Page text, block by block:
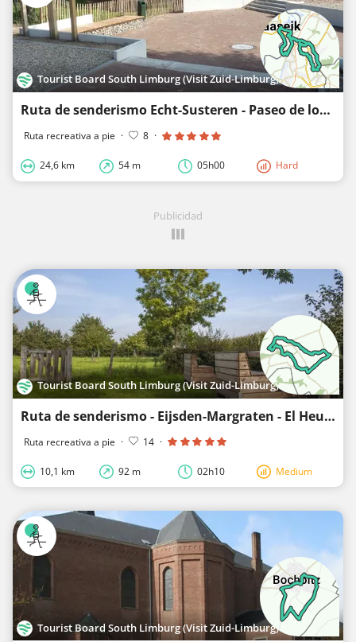
Tourist Board South Limburg (Visit Zuid-Limburg)
Ruta de senderismo Echt-Susteren - Paseo de los Tres Países
Ruta recreativa a pie · 8 ·
24,6 km 54 m 05h00 Hard
Publicidad
Tourist Board South Limburg (Visit Zuid-Limburg)
Ruta de senderismo - Eijsden-Margraten - El Heuvelland a través de los ojos de un artista - Sjef Hu
Ruta recreativa a pie · 14 ·
10,1 km 92 m 02h10 Medium
Tourist Board South Limburg (Visit Zuid-Limburg)